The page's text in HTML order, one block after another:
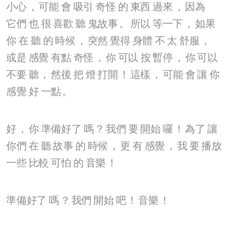
小心 ， 可能會 吸引 奇怪 的 東西 過來 ， 因為
它們 也很喜歡 聽 鬼故事 。 所以 等一下 ， 如果
你在 聽 的 時候 ， 突然 覺得身體 不 太 舒服 ，
或是 感覺 有點奇怪 ， 你可以 按暫停 ， 你可以
不要 聽 ， 然後 把 燈打開 ！ 這樣 ， 可能會讓 你
感覺 好 一點。
好 ， 你準備好了 嗎 ？ 我們 要 開始囉 ！ 為了 讓
你們 在 聽故事 的 時候 ， 更 有 感覺 ， 我 要播放
一些 比較 可怕 的 音樂 ！
準備好了 嗎 ？ 我們 開始 吧 ！ 音樂 ！